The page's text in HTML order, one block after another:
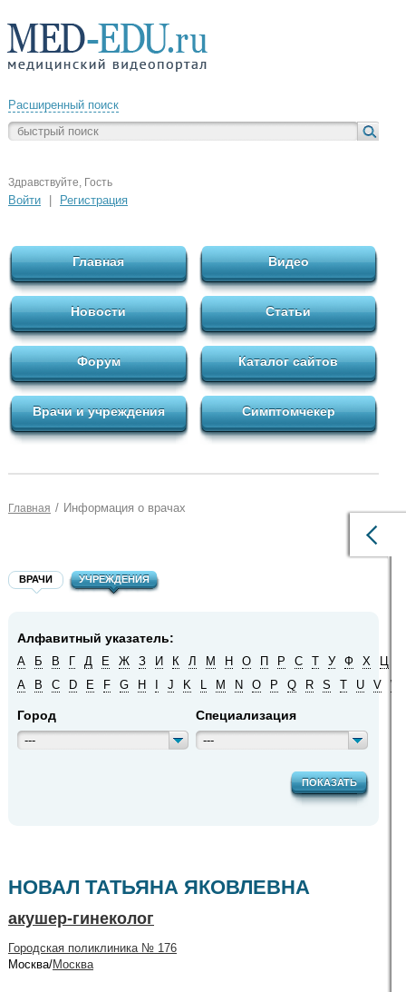
Расширенный поиск
Здравствуйте, Гость
Войти Регистрация
Главная Видео
Новости Статьи
Форум Каталог сайтов
Врачи и учреждения Симптомчекер
Главная / Информация о врачах
ВРАЧИ УЧРЕЖДЕНИЯ
Алфавитный указатель:
А Б В Г Д Е Ж З И К Л М Н О П Р С Т У Ф Х Ц
A
B C D E F G H J K L M N O P Q R S T U V W
Город
---
Специализация
---
ПОКАЗАТЬ
НОВАЛ ТАТЬЯНА ЯКОВЛЕВНА
акушер-гинеколог
Городская поликлиника № 176
Москва/Москва